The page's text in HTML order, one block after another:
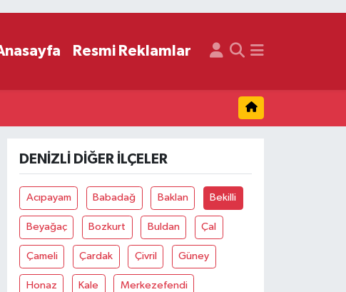
Resmi Reklamlar
DENIZLI DIĞER İLÇELER
Acıpayam Babadağ Baklan Bekilli
Beyağaç Bozkurt Buldan Çal
Çameli Çardak Çivril Güney
Honaz Kale Merkezefendi